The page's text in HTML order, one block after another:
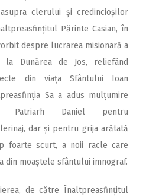
clerului și credincioșilor
Părinte Casian, în
despre lucrarea misionară a
la Dunărea de Jos, reliefând
din viața Sfântului Ioan
Sa a adus mulțumire
Patriarh Daniel pentru
dar și pentru grija arătată
foarte scurt, a noii racle care
din moaștele sfântului imnograf.
de către Înaltpreasfințitul